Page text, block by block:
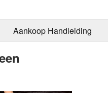
Aankoop Handleiding